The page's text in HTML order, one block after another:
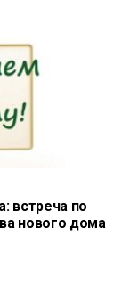
встреча по
нового дома